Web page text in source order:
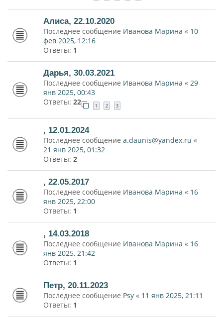
Алиса, 22.10.2020
Последнее сообщение Иванова Марина « 10
фев 2025, 12:16
Ответы: 1
Дарья, 30.03.2021
Последнее сообщение Иванова Марина « 29
янв 2025, 00:43
Ответы: 22 1 2 3
, 12.01.2024
Последнее сообщение a.daunis@yandex.ru «
21 янв 2025, 01:32
Ответы: 2
, 22.05.2017
Последнее сообщение Иванова Марина « 16
янв 2025, 22:00
Ответы: 1
, 14.03.2018
Последнее сообщение Иванова Марина « 16
янв 2025, 21:42
Ответы: 1
Петр, 20.11.2023
Последнее сообщение Psy « 11 янв 2025, 21:11
Ответы: 1